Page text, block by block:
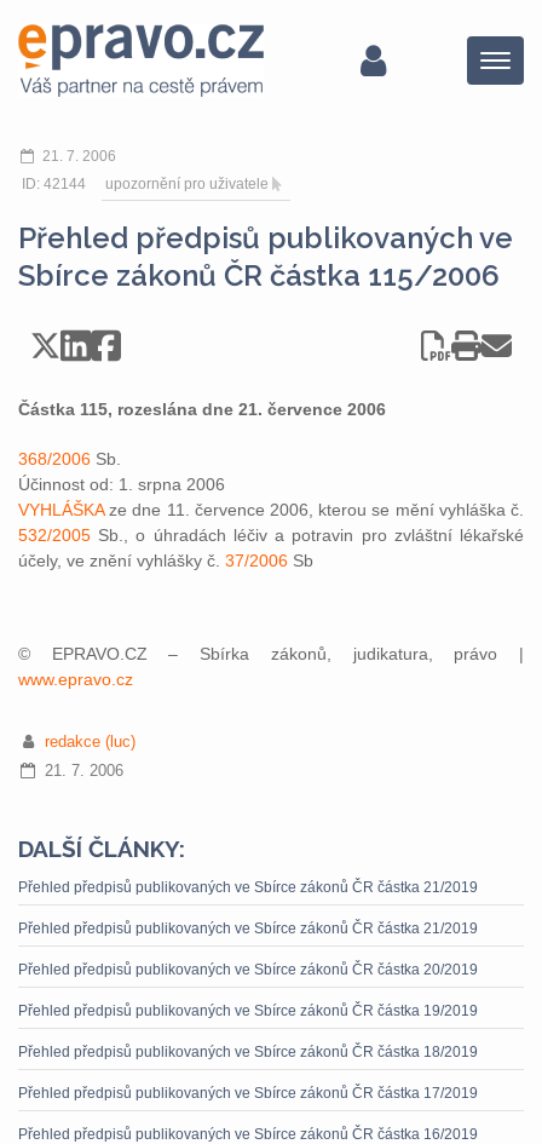
Menu
21. 7. 2006
ID: 42144
upozornění pro uživatele
Přehled předpisů publikovaných ve
Sbírce zákonů ČR částka 115/2006
Částka 115, rozeslána dne 21. července 2006
368/2006 Sb.
Účinnost od: 1. srpna 2006
VYHLÁŠKAze dne 11. července 2006, kterou se mění vyhláška č.
532/2005 Sb., o úhradách léčiv a potravin pro zvláštní lékařské
účely, ve znění vyhlášky č. 37/2006 Sb
© EPRAVO.CZ – Sbírka zákonů, judikatura, právo |
www.epravo.cz
redakce (luc)
21. 7. 2006
DALŠÍ ČLÁNKY:
Přehled předpisů publikovaných ve Sbírce zákonů ČR částka 21/2019
Přehled předpisů publikovaných ve Sbírce zákonů ČR částka 21/2019
Přehled předpisů publikovaných ve Sbírce zákonů ČR částka 20/2019
Přehled předpisů publikovaných ve Sbírce zákonů ČR částka 19/2019
Přehled předpisů publikovaných ve Sbírce zákonů ČR částka 18/2019
Přehled předpisů publikovaných ve Sbírce zákonů ČR částka 17/2019
Přehled předpisů publikovaných ve Sbírce zákonů ČR částka 16/2019